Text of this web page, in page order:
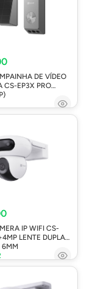
DE VÍDEO
CS-EP3X PRO
IP WIFI CS-
LENTE DUPLA
6MM